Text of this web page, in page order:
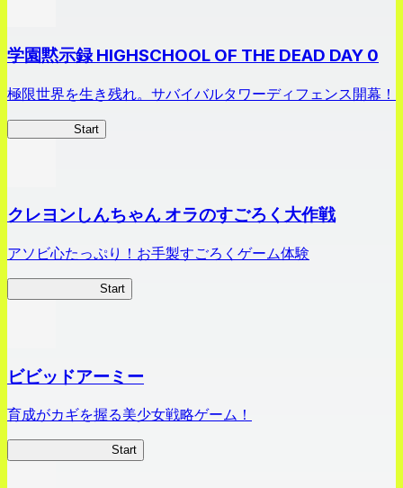
学園黙示録 HIGHSCHOOL OF THE DEAD DAY 0
極限世界を生き残れ。サバイバルタワーディフェンス開幕！
Start
クレヨンしんちゃん オラのすごろく大作戦
アソビ心たっぷり！お手製すごろくゲーム体験
Start
ビビッドアーミー
育成がカギを握る美少女戦略ゲーム！
Start